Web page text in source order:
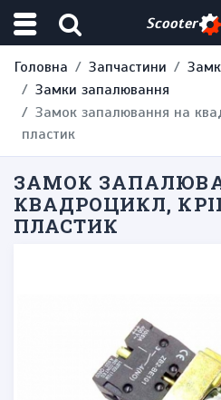
Scooter
Головна Запчастини
Замки запалювання
Замок запалювання на
пластик
ЗАМОК
КВАДРОЦИКЛ,
ПЛАСТИК